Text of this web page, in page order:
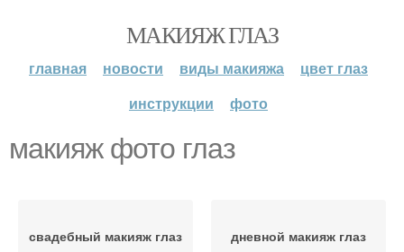
МАКИЯЖ ГЛАЗ
главная новости виды макияжа
цвет глаз
инструкции
фото
макияж фото глаз
свадебный макияж глаз дневной макияж глаз